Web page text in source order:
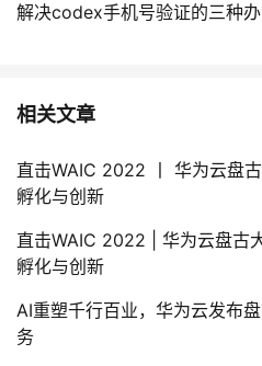
解决codex手机号验证的三种办
相关文章
直击WAIC 2022 丨 华为云盘
孵化与创新
直击WAIC 2022 | 华为云盘古
孵化与创新
AI重塑千行百业，华为云发布
务